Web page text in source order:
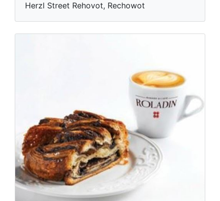
Herzl Street Rehovot, Rechowot